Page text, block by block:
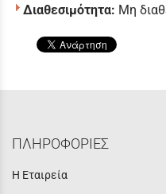
Διαθεσιμότητα: Μη
ΠΛΗΡΟΦΟΡΙΕΣ
Η Εταιρεία